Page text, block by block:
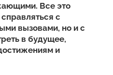
Все это
с
вызовами, но и с
в будущее,
и